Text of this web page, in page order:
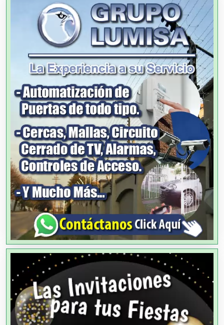
Agencias de Autos
Agencias de Cobranza
Agencias de Colocación
Agencias de Modelos
Agencias de Publicidad
Agencias de Viajes
Agricultores
Agricultura y Ganadería